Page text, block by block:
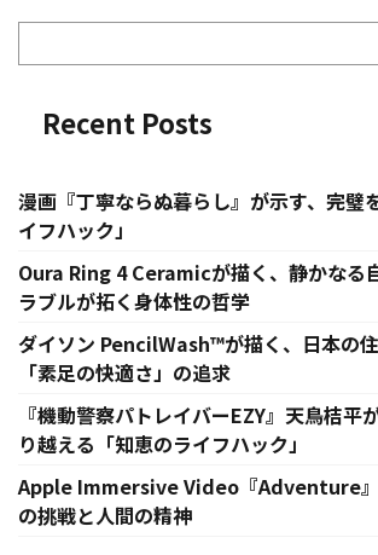
Recent Posts
漫画『丁寧ならぬ暮らし』が示す、完璧
イフハック」
Oura Ring 4 Ceramicが描く、静かなる
ラブルが拓く身体性の哲学
ダイソン PencilWash™が描く、日本の
「素足の快適さ」の追求
『機動警察パトレイバーEZY』天鳥桔平
り越える「知恵のライフハック」
Apple Immersive Video『Adventure』
の挑戦と人間の精神